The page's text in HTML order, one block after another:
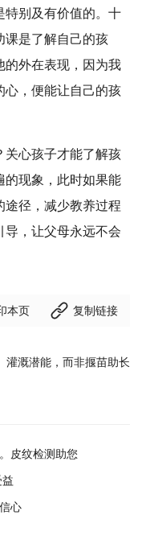
特别及有价值的。十
课是了解自己的孩
的外在表现，因为我
心，便能让自己的孩
心孩子才能了解孩
的现象，此时如果能
途径，减少教养过程
导，让父母永远不会
本页  复制链接
灌溉潜能，而非揠苗助长
皮纹检测助您
心